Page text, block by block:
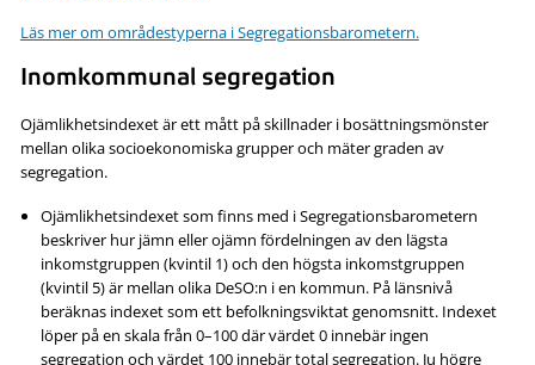
Läs mer om områdestyperna i Segregationsbarometern.
Inomkommunal segregation
Ojämlikhetsindexet är ett mått på skillnader i bosättningsmönster
mellan olika socioekonomiska grupper och mäter graden av
segregation.
Ojämlikhetsindexet som finns med i Segregationsbarometern
beskriver hur jämn eller ojämn fördelningen av den lägsta
inkomstgruppen (kvintil 1) och den högsta inkomstgruppen
(kvintil 5) är mellan olika DeSO:n i en kommun. På länsnivå
beräknas indexet som ett befolkningsviktat genomsnitt. Indexet
löper på en skala från 0–100 där värdet 0 innebär ingen
segregation och värdet 100 innebär total segregation. Ju högre